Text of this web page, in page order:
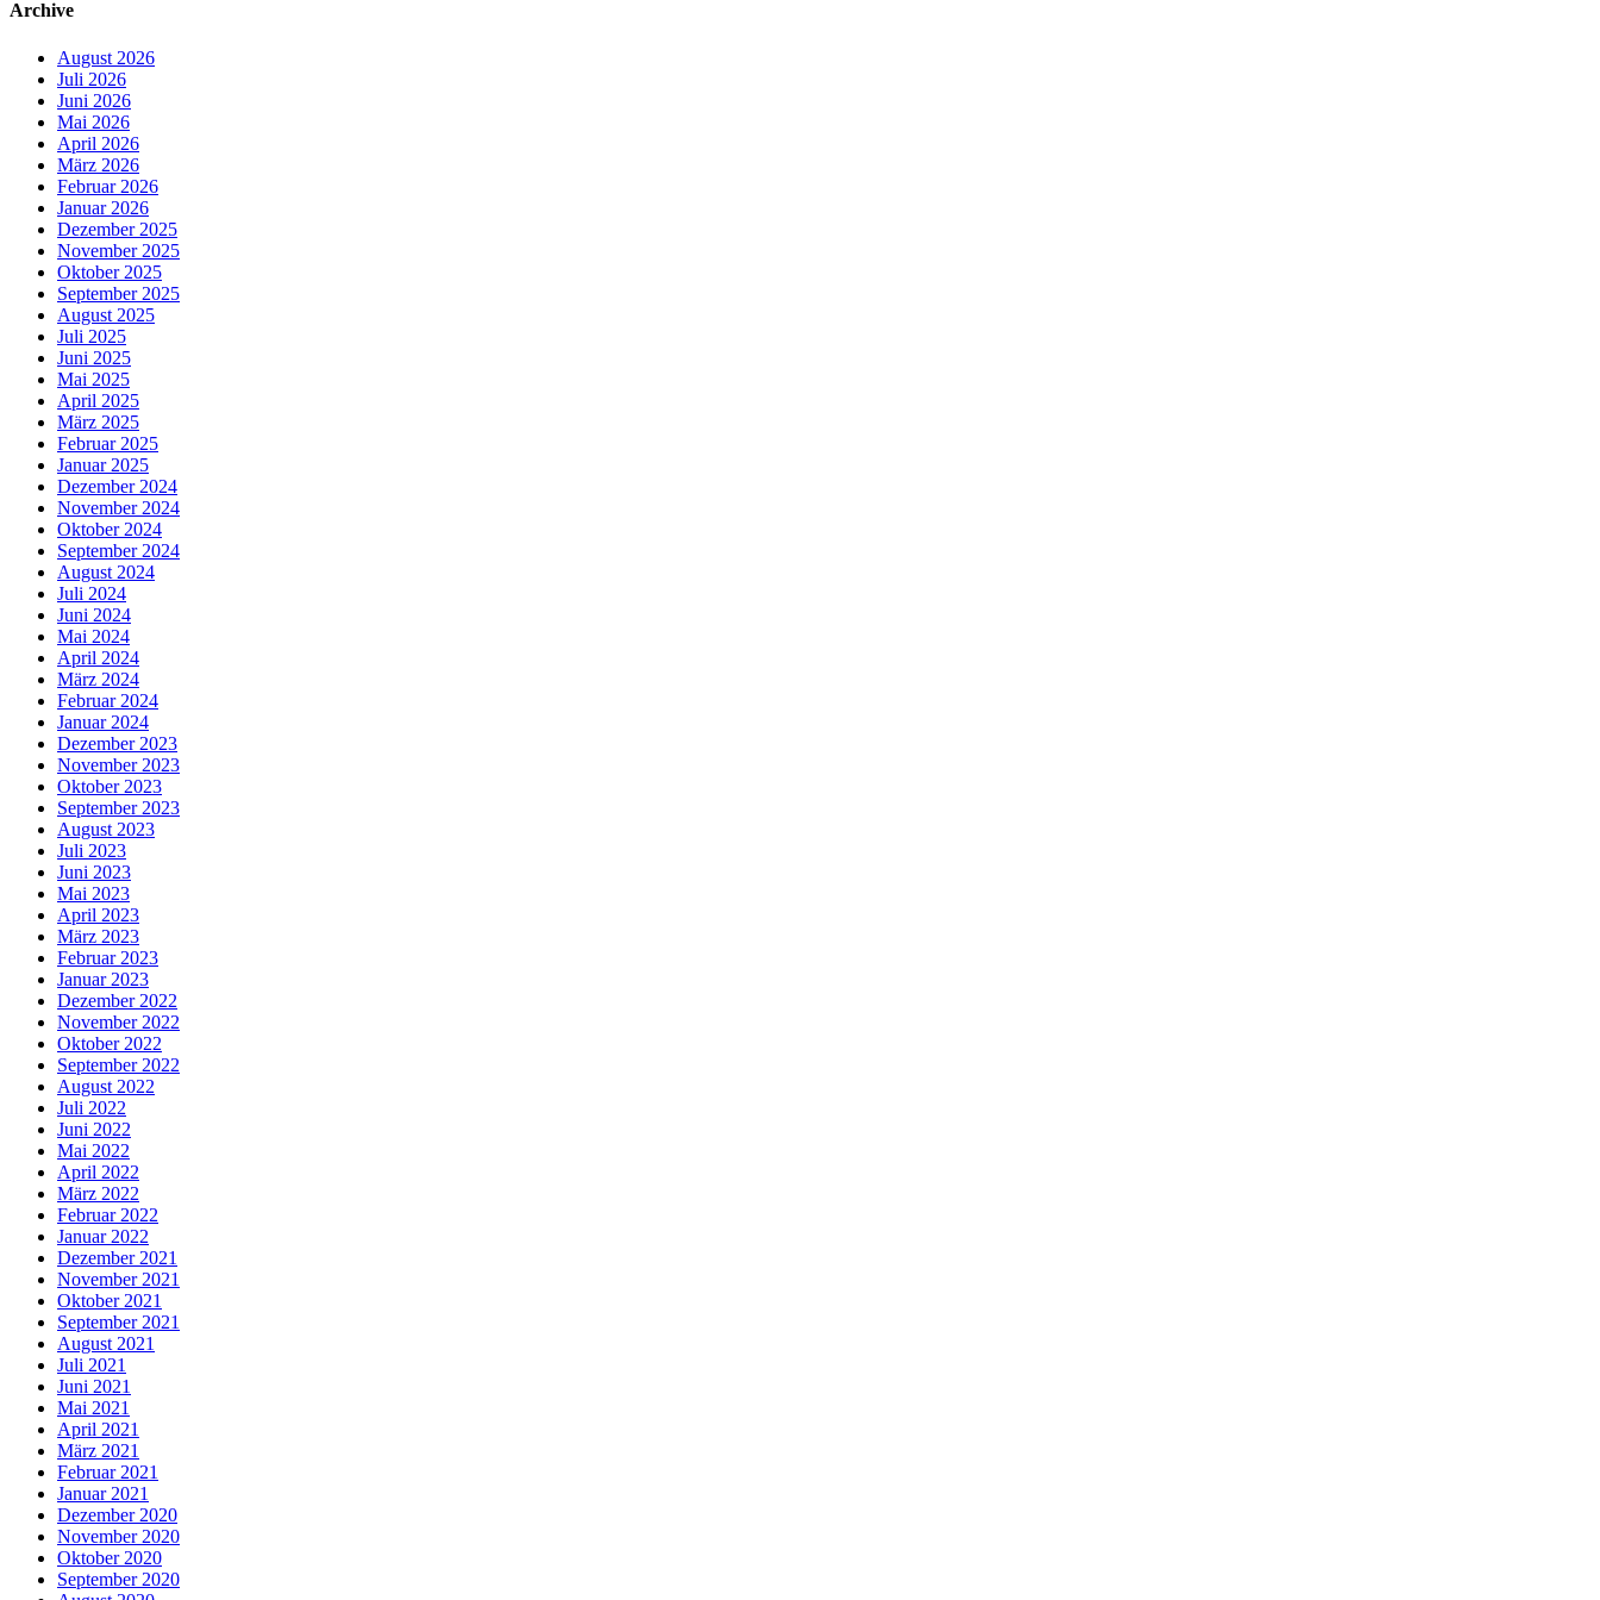
Archive
August 2026
Juli 2026
Juni 2026
Mai 2026
April 2026
März 2026
Februar 2026
Januar 2026
Dezember 2025
November 2025
Oktober 2025
September 2025
August 2025
Juli 2025
Juni 2025
Mai 2025
April 2025
März 2025
Februar 2025
Januar 2025
Dezember 2024
November 2024
Oktober 2024
September 2024
August 2024
Juli 2024
Juni 2024
Mai 2024
April 2024
März 2024
Februar 2024
Januar 2024
Dezember 2023
November 2023
Oktober 2023
September 2023
August 2023
Juli 2023
Juni 2023
Mai 2023
April 2023
März 2023
Februar 2023
Januar 2023
Dezember 2022
November 2022
Oktober 2022
September 2022
August 2022
Juli 2022
Juni 2022
Mai 2022
April 2022
März 2022
Februar 2022
Januar 2022
Dezember 2021
November 2021
Oktober 2021
September 2021
August 2021
Juli 2021
Juni 2021
Mai 2021
April 2021
März 2021
Februar 2021
Januar 2021
Dezember 2020
November 2020
Oktober 2020
September 2020